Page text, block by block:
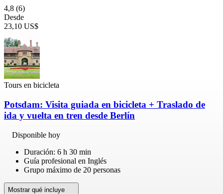
4,8 (6)
Desde
23,10 US$
Tours en bicicleta
Potsdam: Visita guiada en bicicleta + Traslado de
ida y vuelta en tren desde Berlín
Disponible hoy
Duración: 6 h 30 min
Guía profesional en Inglés
Grupo máximo de 20 personas
Mostrar qué incluye